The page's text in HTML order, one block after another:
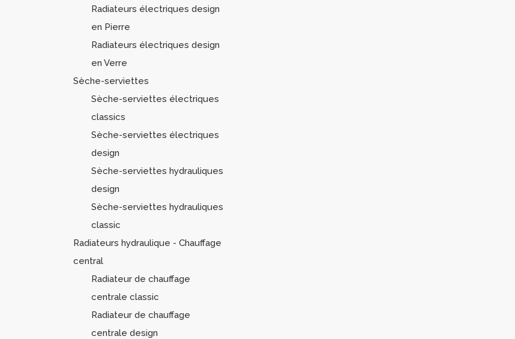
Radiateurs électriques design
en Pierre
Radiateurs électriques design
en Verre
Sèche-serviettes
Sèche-serviettes électriques
classics
Sèche-serviettes électriques
design
Sèche-serviettes hydrauliques
design
Sèche-serviettes hydrauliques
classic
Radiateurs hydraulique - Chauffage
central
Radiateur de chauffage
centrale classic
Radiateur de chauffage
centrale design